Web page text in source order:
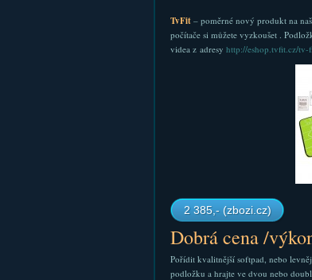
TvFit– poměrné nový produkt na
počítače si můžete vyzkoušet .
videa z adresy http://eshop.tvfit.cz/tv-
2 385,- (zbozi.cz)
Dobrá cena /
Pořídit kvalitnější softpad, nebo
podložku a hrajte ve dvou nebo